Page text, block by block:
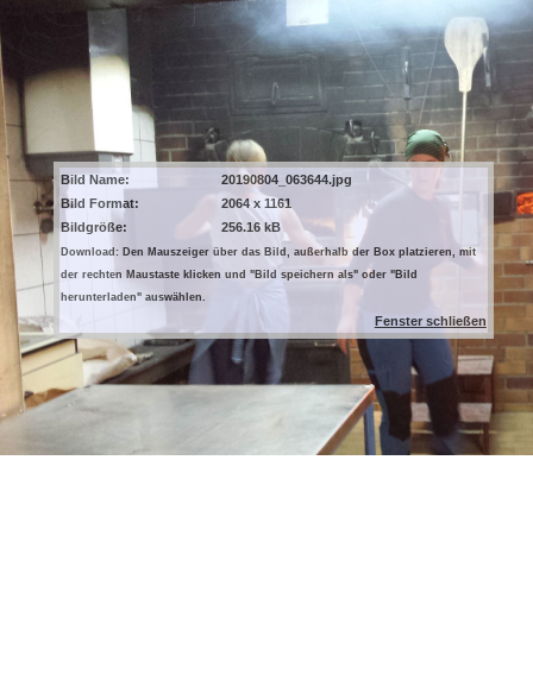
Bild Name:
20190804_063644.jpg
Bild Format:
2064 x 1161
Bildgröße:
256.16 kB
Download: Den Mauszeiger über das Bild, außerhalb der Box platzieren, mit
der rechten Maustaste klicken und "Bild speichern als" oder "Bild
herunterladen" auswählen.
Fenster schließen